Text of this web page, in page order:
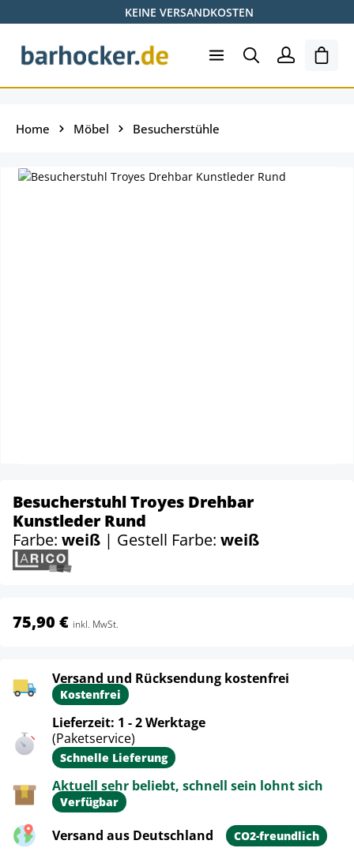
Zum Hauptinhalt springenKEINE VERSANDKOSTEN
Home Möbel Besucherstühle
Besucherstuhl Troyes Drehbar
Kunstleder Rund
Farbe: weiß | Gestell Farbe: weiß
75,90 € inkl. MwSt.
Versand und Rücksendung kostenfrei
Kostenfrei
Lieferzeit: 1 - 2 Werktage
(Paketservice)
Schnelle Lieferung
Aktuell sehr beliebt, schnell sein lohnt sich
Verfügbar
Versand aus Deutschland CO2-freundlich